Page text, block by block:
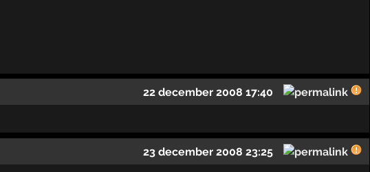
22 december 2008 17:40
23 december 2008 23:25